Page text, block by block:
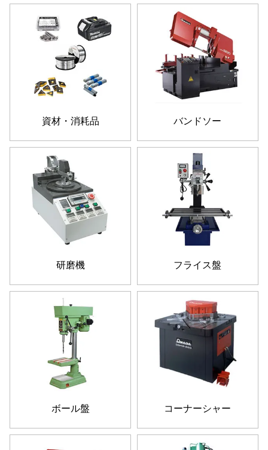
資材・消耗品 バンドソー
研磨機 フライス盤
ボール盤 コーナーシャー